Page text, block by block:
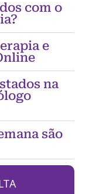
com o
e
na
são